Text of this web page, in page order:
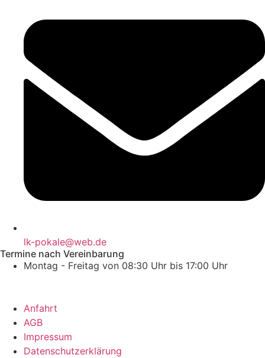
lk-pokale@web.de
Termine nach Vereinbarung
Montag - Freitag von 08:30 Uhr bis 17:00 Uhr
Anfahrt
AGB
Impressum
Datenschutzerklärung